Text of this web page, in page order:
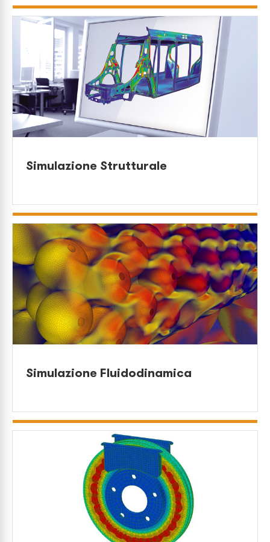
Simulazione Strutturale
Simulazione Fluidodinamica